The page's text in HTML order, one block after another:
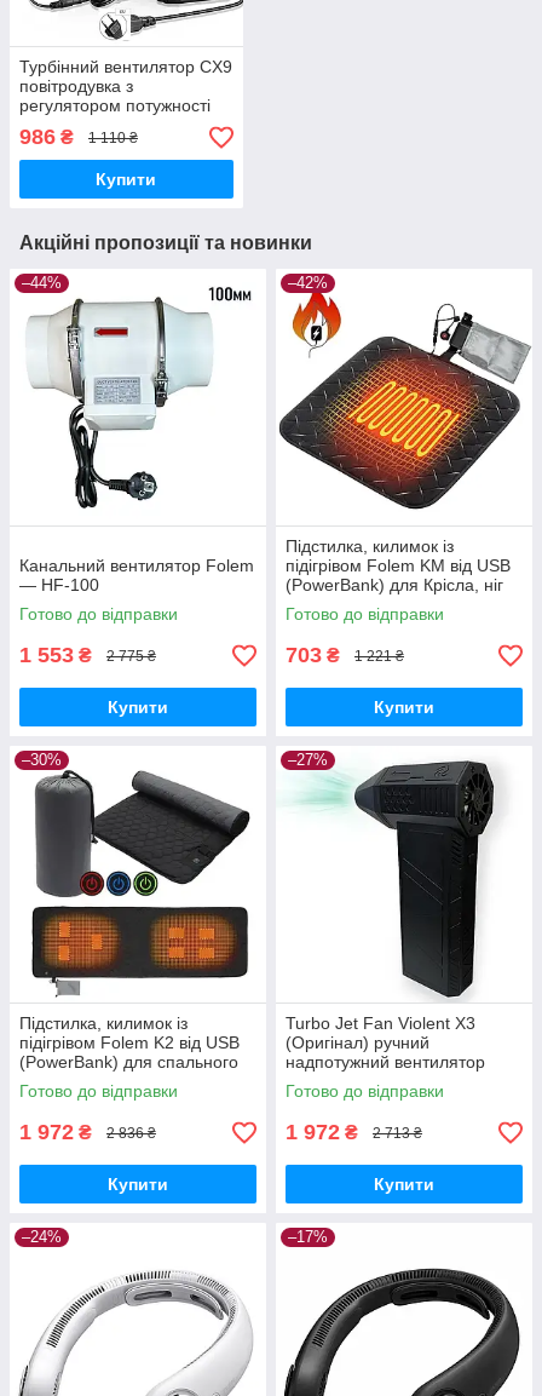
Турбінний вентилятор CX9
повітродувка з
регулятором потужності
до 10W, для печі, BQQ,
220V
986 ₴ 1 110 ₴
Купити
Акційні пропозиції та новинки
–44%
Канальний вентилятор Folem
— HF-100
Готово до відправки
1 553 ₴ 2 775 ₴
Купити
–42%
Підстилка, килимок із
підігрівом Folem KM від USB
(PowerBank) для Крісла, ніг
або тварин — Чорний
Готово до відправки
703 ₴ 1 221 ₴
Купити
–30%
Підстилка, килимок із
підігрівом Folem K2 від USB
(PowerBank) для спального
мішка, намету, ліжка
Готово до відправки
1 972 ₴ 2 836 ₴
Купити
–27%
Turbo Jet Fan Violent X3
(Оригінал) ручний
надпотужний вентилятор
акумуляторний від USB —
Чорний
Готово до відправки
1 972 ₴ 2 713 ₴
Купити
–24% –17%